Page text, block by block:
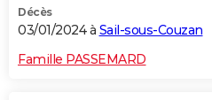
Décès
03/01/2024 à Sail-sous-Couzan
Famille PASSEMARD